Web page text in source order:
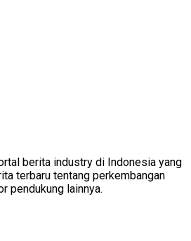
berita industry di Indonesia yang
terbaru tentang perkembangan
pendukung lainnya.